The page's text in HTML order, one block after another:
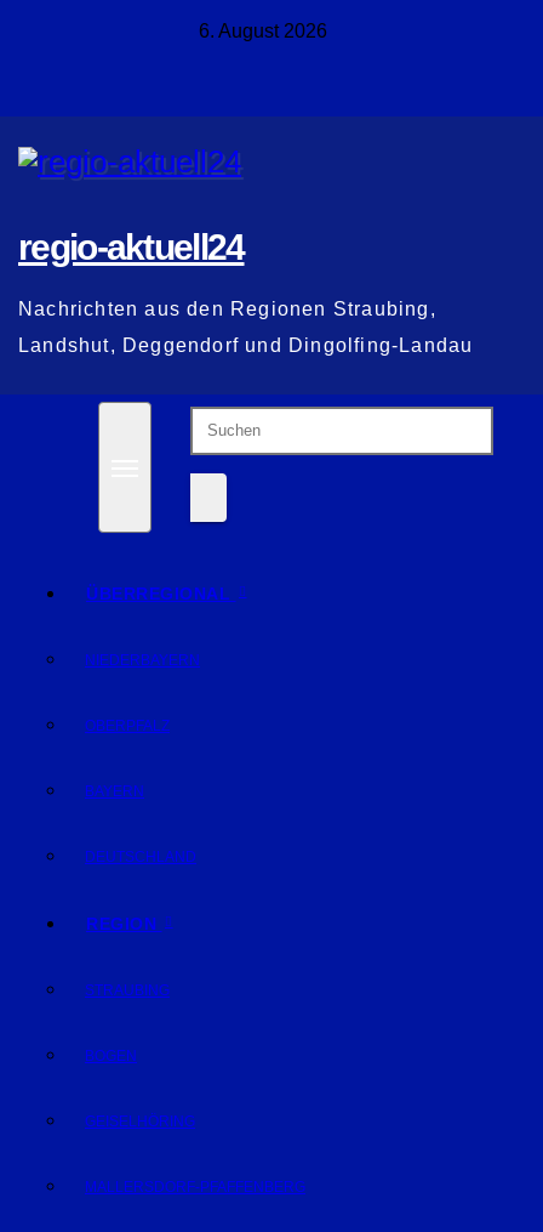
6. August 2026
regio-aktuell24
Nachrichten aus den Regionen Straubing,
Landshut, Deggendorf und Dingolfing-Landau
ÜBERREGIONAL
NIEDERBAYERN
OBERPFALZ
BAYERN
DEUTSCHLAND
REGION
STRAUBING
BOGEN
GEISELHÖRING
MALLERSDORF-PFAFFENBERG